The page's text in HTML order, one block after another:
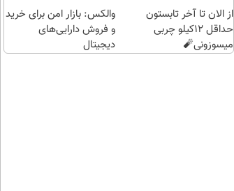
از الان تا آخر تابستون
حداقل 12کیلو چربی
میسوزونی🧨
والکس: بازار امن برای خرید
و فروش دارایی‌های
دیجیتال